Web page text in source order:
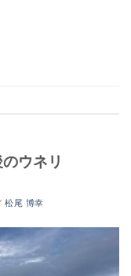
ウネリ
松尾 博幸